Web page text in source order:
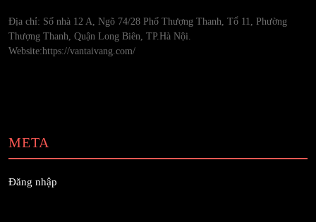
Địa chỉ: Số nhà 12 A, Ngõ 74/28 Phố Thượng Thanh, Tổ 11, Phường
Thượng Thanh, Quận Long Biên, TP.Hà Nội.
Website:https://vantaivang.com/
META
Đăng nhập